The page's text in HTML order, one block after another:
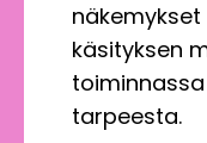
käsityksen
tarpeesta.